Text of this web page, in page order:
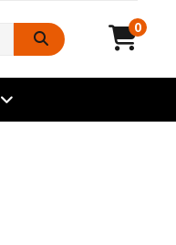
0
odprt meni